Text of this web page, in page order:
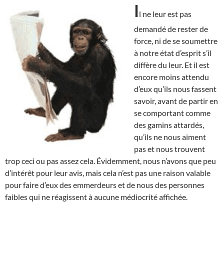
Il ne leur est pas
demandé de rester de
force, ni de se soumettre
à notre état d’esprit s’il
diffère du leur. Et il est
encore moins attendu
d’eux qu’ils nous fassent
savoir, avant de partir en
se comportant comme
des gamins attardés,
qu’ils ne nous aiment
pas et nous trouvent
trop ceci ou pas assez cela. Évidemment, nous n’avons que peu
d’intérêt pour leur avis, mais cela n’est pas une raison valable
pour faire d’eux des emmerdeurs et de nous des personnes
faibles qui ne réagissent à aucune médiocrité affichée.